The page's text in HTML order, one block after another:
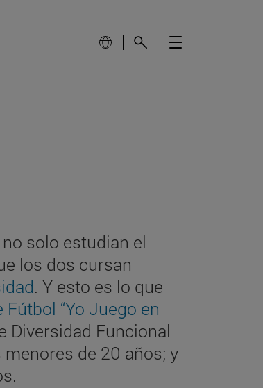
solo estudian el
los dos cursan
. Y esto es lo que
Fútbol “Yo Juego en
Diversidad Funcional
de 20 años; y